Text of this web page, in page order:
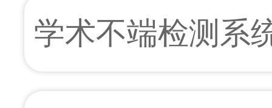
学术不端检测系